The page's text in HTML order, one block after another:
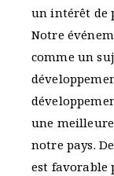
un intérêt de
Notre
comme un
une meilleure
notre pays.
est favorable